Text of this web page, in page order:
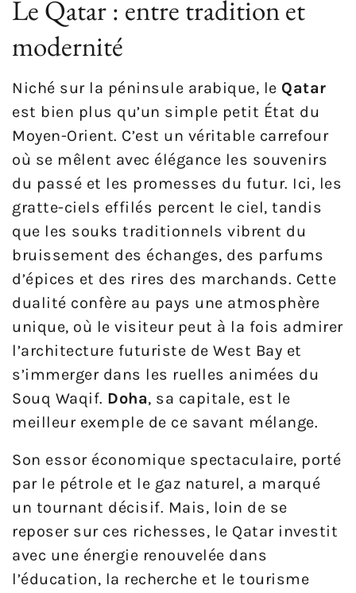
Le Qatar : entre tradition et
modernité
Niché sur la péninsule arabique, le Qatar
est bien plus qu’un simple petit État du
Moyen-Orient. C’est un véritable carrefour
où se mêlent avec élégance les souvenirs
du passé et les promesses du futur. Ici, les
gratte-ciels effilés percent le ciel, tandis
que les souks traditionnels vibrent du
bruissement des échanges, des parfums
d’épices et des rires des marchands. Cette
dualité confère au pays une atmosphère
unique, où le visiteur peut à la fois admirer
l’architecture futuriste de West Bay et
s’immerger dans les ruelles animées du
Souq Waqif. Doha, sa capitale, est le
meilleur exemple de ce savant mélange.
Son essor économique spectaculaire, porté
par le pétrole et le gaz naturel, a marqué
un tournant décisif. Mais, loin de se
reposer sur ces richesses, le Qatar investit
avec une énergie renouvelée dans
l’éducation, la recherche et le tourisme